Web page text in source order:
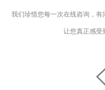
我们珍惜您每一次在线咨询，有
让您真正感受